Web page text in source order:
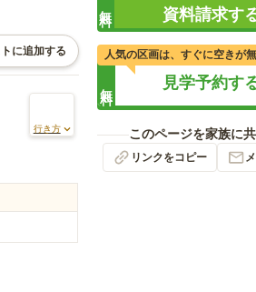
に追加する
行き方
資料請求す
見学予約す
人気の区画は、すぐに空きが
このページを家族に
リンクをコピー